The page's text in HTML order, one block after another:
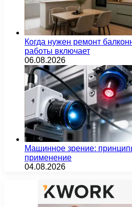
Когда нужен ремонт
работы включает
06.08.2026
Машинное зрение:
применение
04.08.2026